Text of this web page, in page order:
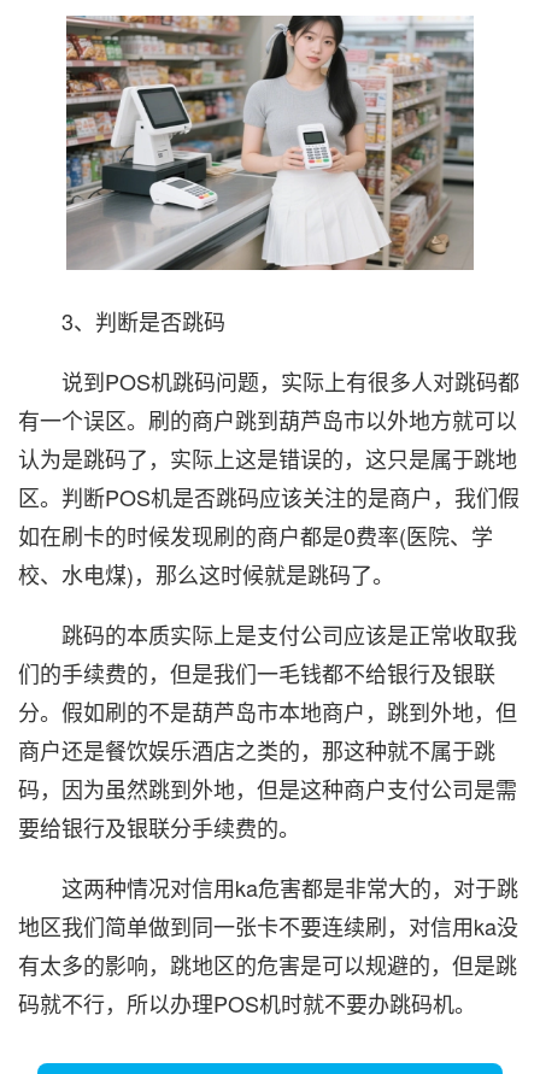
3、判断是否跳码
说到POS机跳码问题，实际上有很多人对跳码都
有一个误区。刷的商户跳到葫芦岛市以外地方就可以
认为是跳码了，实际上这是错误的，这只是属于跳地
区。判断POS机是否跳码应该关注的是商户，我们假
如在刷卡的时候发现刷的商户都是0费率(医院、学
校、水电煤)，那么这时候就是跳码了。
跳码的本质实际上是支付公司应该是正常收取我
们的手续费的，但是我们一毛钱都不给银行及银联
分。假如刷的不是葫芦岛市本地商户，跳到外地，但
商户还是餐饮娱乐酒店之类的，那这种就不属于跳
码，因为虽然跳到外地，但是这种商户支付公司是需
要给银行及银联分手续费的。
这两种情况对信用ka危害都是非常大的，对于跳
地区我们简单做到同一张卡不要连续刷，对信用ka没
有太多的影响，跳地区的危害是可以规避的，但是跳
码就不行，所以办理POS机时就不要办跳码机。